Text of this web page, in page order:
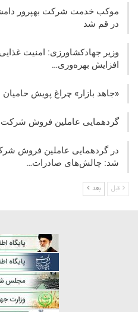
موکب خدمت شرکت بهپرور
در قم شد
وزیر جهادکشاورزی: امنیت
افزایش بهره‌وری…
«جاهد بازار» چراغ پویش
گردهمایی عاملین فروش شرکت
در گردهمایی عاملین فروش
شد: چالش‌های صادرات…
قبل بعد